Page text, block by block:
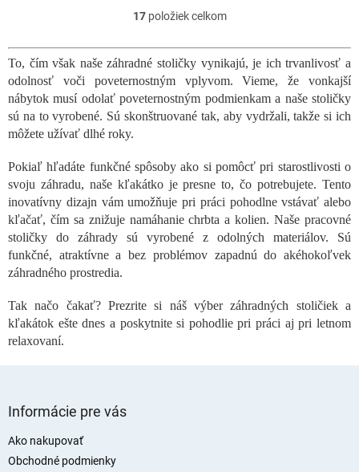
O
l
á
d
a
c
p
r
v
k
y
v
ý
s
u
17položiek celkom
To, čím však naše záhradné stoličky vynikajú, je ich trvanlivosť a
odolnosť voči poveternostným vplyvom. Vieme, že vonkajší
nábytok musí odolať poveternostným podmienkam a naše stoličky
sú na to vyrobené. Sú skonštruované tak, aby vydržali, takže si ich
môžete užívať dlhé roky.
Pokiaľ hľadáte funkčné spôsoby ako si pomôcť pri starostlivosti o
svoju záhradu, naše kľakátko je presne to, čo potrebujete. Tento
inovatívny dizajn vám umožňuje pri práci pohodlne vstávať alebo
kľačať, čím sa znižuje namáhanie chrbta a kolien. Naše pracovné
stoličky do záhrady sú vyrobené z odolných materiálov. Sú
funkčné, atraktívne a bez problémov zapadnú do akéhokoľvek
záhradného prostredia.
Tak načo čakať? Prezrite si náš výber záhradných stoličiek a
kľakátok ešte dnes a poskytnite si pohodlie pri práci aj pri letnom
relaxovaní.
Informácie pre vás
Ako nakupovať
Obchodné podmienky